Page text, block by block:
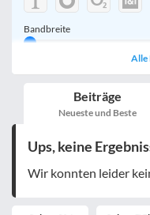
Bandbreite
nur 5G-Tarife
Alle
Beiträge
Neueste und Beste
Ups, keine
Wir konnten leider